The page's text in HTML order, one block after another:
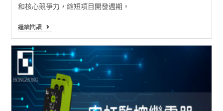
和核心競爭力，縮短項目開發週期。
繼續閱讀